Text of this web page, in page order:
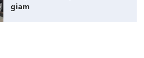
giam